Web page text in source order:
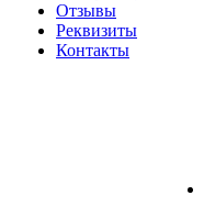
Отзывы
Реквизиты
Контакты